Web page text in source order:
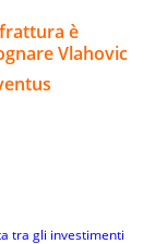
è
Vlahovic
tra gli investimenti